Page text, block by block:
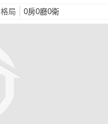
格局 0房0廳0衛